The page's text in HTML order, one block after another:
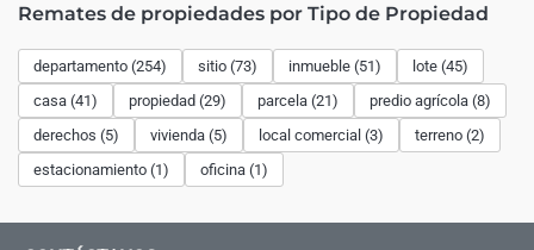
Remates de propiedades por Tipo de Propiedad
departamento (254) sitio (73) inmueble (51)
lote (45)
casa (41)
propiedad (29) parcela (21)
predio agrícola (8)
derechos (5)
vivienda (5) local comercial (3)
terreno (2)
estacionamiento (1)
oficina (1)